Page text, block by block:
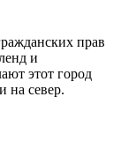
прав
и
этот город
на север.